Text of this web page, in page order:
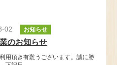
02 お知らせ
のお知らせ
用頂き有難うございます。誠に勝